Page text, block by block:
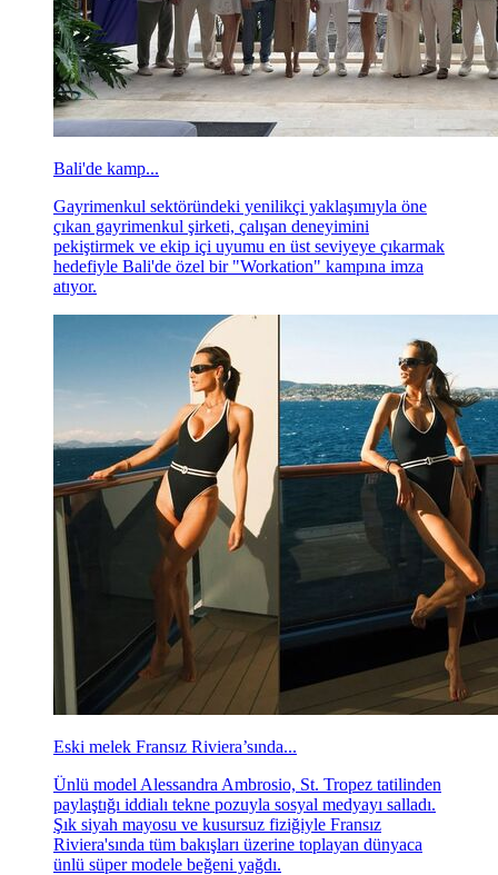
Bali'de kamp...
Gayrimenkul sektöründeki yenilikçi yaklaşımıyla öne
çıkan gayrimenkul şirketi, çalışan deneyimini
pekiştirmek ve ekip içi uyumu en üst seviyeye çıkarmak
hedefiyle Bali'de özel bir "Workation" kampına imza
atıyor.
Eski melek Fransız Riviera’sında...
Ünlü model Alessandra Ambrosio, St. Tropez tatilinden
paylaştığı iddialı tekne pozuyla sosyal medyayı salladı.
Şık siyah mayosu ve kusursuz fiziğiyle Fransız
Riviera'sında tüm bakışları üzerine toplayan dünyaca
ünlü süper modele beğeni yağdı.